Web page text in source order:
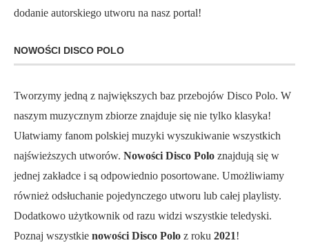
dodanie autorskiego utworu na nasz portal!
NOWOŚCI DISCO POLO
Tworzymy jedną z największych baz przebojów Disco Polo. W
naszym muzycznym zbiorze znajduje się nie tylko klasyka!
Ułatwiamy fanom polskiej muzyki wyszukiwanie wszystkich
najświeższych utworów. Nowości Disco Polo znajdują się w
jednej zakładce i są odpowiednio posortowane. Umożliwiamy
również odsłuchanie pojedynczego utworu lub całej playlisty.
Dodatkowo użytkownik od razu widzi wszystkie teledyski.
Poznaj wszystkie nowości Disco Polo z roku 2021!